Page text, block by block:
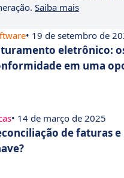
Saiba mais
• 19 de setembro de
eletrônico:
em uma
• 14 de março de 2025
de faturas